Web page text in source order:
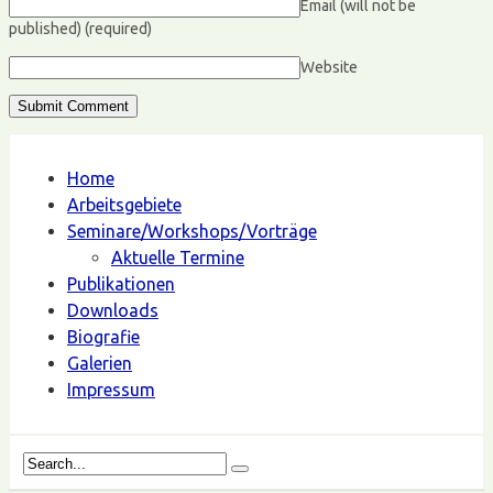
Email (will not be
published) (required)
Website
Home
Arbeitsgebiete
Seminare/Workshops/Vorträge
Aktuelle Termine
Publikationen
Downloads
Biografie
Galerien
Impressum